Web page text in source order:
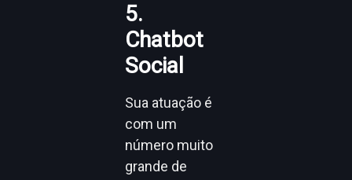
5.
Chatbot
Social
Sua atuação é
com um
número muito
grande de